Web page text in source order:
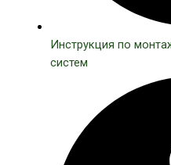
Инструкция по
систем